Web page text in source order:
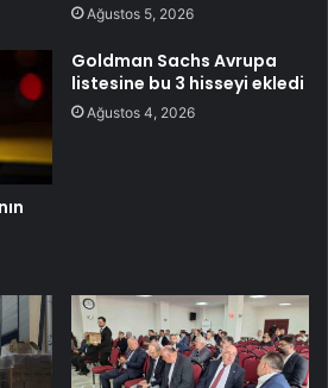
Ağustos 5, 2026
Goldman Sachs Avrupa
listesine bu 3 hisseyi ekledi
Ağustos 4, 2026